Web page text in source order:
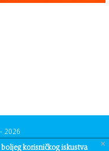
2026
×
korisničkog iskustva